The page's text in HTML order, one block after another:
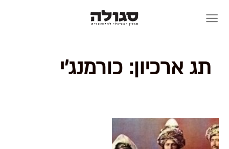
תג ארכיון: כורמנג'י